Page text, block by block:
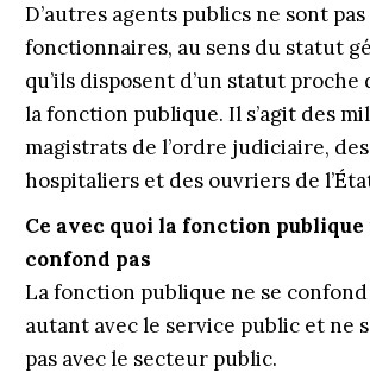
D’autres agents publics ne sont pas
fonctionnaires, au sens du statut
qu’ils disposent d’un statut proche
la fonction publique. Il s’agit des
magistrats de l’ordre judiciaire,
hospitaliers et des ouvriers de
Ce avec quoi la fonction publique
confond pas
La fonction publique ne se
autant avec le service public et ne
pas avec le secteur public.